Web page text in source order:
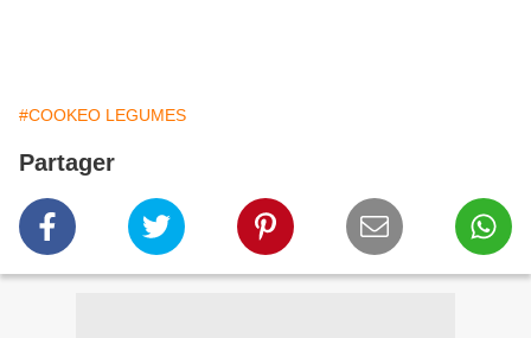
#COOKEO LEGUMES
Partager